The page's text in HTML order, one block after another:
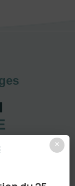
×
et adapté à
ce qui fait une